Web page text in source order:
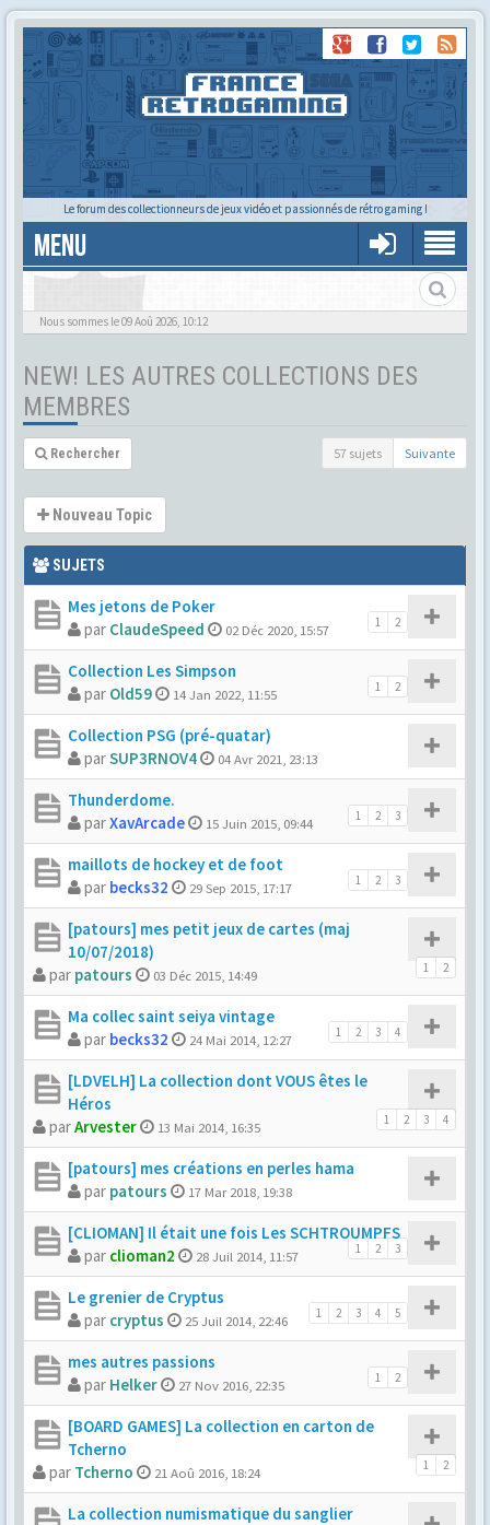
Le forum des collectionneurs de jeux vidéo et passionnés de rétro gaming !
MENU
Les collections en tout genre des membres : jouets, BD, mangas,
figurines, cartes, petits canards en résine et photos ferroviaires...
Nous sommes le 09 Aoû 2026, 10:12
NEW! LES AUTRES COLLECTIONS DES
MEMBRES
Rechercher 57 sujets Suivante
Nouveau Topic
SUJETS
Mes jetons de Poker
1 2
par ClaudeSpeed 02 Déc 2020, 15:57
Collection Les Simpson
1 2
par Old59 14 Jan 2022, 11:55
Collection PSG (pré-quatar)
parSUP3RNOV4 04 Avr 2021, 23:13
Thunderdome.
1 2 3
parXavArcade 15 Juin 2015, 09:44
maillots de hockey et de foot
1 2 3
par becks32 29 Sep 2015, 17:17
[patours] mes petit jeux de cartes (maj
10/07/2018)
1 2
par patours 03 Déc 2015, 14:49
Ma collec saint seiya vintage
1 2 3 4
par becks32 24 Mai 2014, 12:27
[LDVELH] La collection dont VOUS êtes le
Héros
1 2 3 4
parArvester 13 Mai 2014, 16:35
[patours] mes créations en perles hama
par patours 17 Mar 2018, 19:38
[CLIOMAN] Il était une fois Les SCHTROUMPFS
1 2 3
par clioman2 28 Juil 2014, 11:57
Le grenier de Cryptus
1 2 3 4 5
par cryptus 25 Juil 2014, 22:46
mes autres passions
1 2
par Helker 27 Nov 2016, 22:35
[BOARD GAMES] La collection en carton de
Tcherno
1 2
par Tcherno 21 Aoû 2016, 18:24
La collection numismatique du sanglier